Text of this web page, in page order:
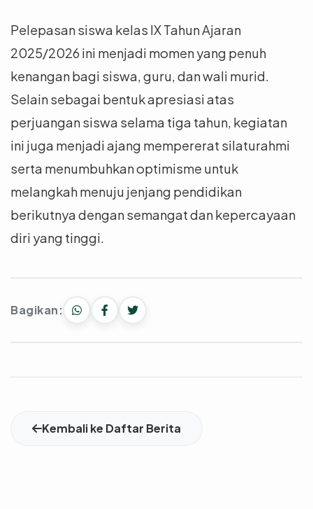
Pelepasan siswa kelas IX Tahun Ajaran
2025/2026 ini menjadi momen yang penuh
kenangan bagi siswa, guru, dan wali murid.
Selain sebagai bentuk apresiasi atas
perjuangan siswa selama tiga tahun, kegiatan
ini juga menjadi ajang mempererat silaturahmi
serta menumbuhkan optimisme untuk
melangkah menuju jenjang pendidikan
berikutnya dengan semangat dan kepercayaan
diri yang tinggi.
Bagikan:
Kembali ke Daftar Berita